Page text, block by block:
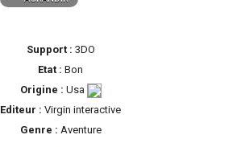
Support : 3DO
Etat : Bon
Origine : Usa
Editeur : Virgin interactive
Genre : Aventure